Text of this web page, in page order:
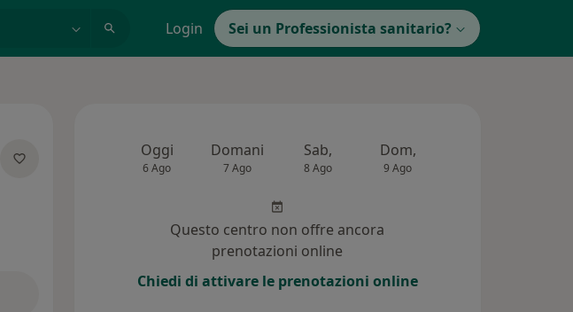
Login Sei un Professionista sanitario?
Oggi
6 Ago
Domani
7 Ago
Sab,
8 Ago
Dom,
9 Ago
Questo centro non offre ancora
prenotazioni online
Chiedi di attivare le prenotazioni online